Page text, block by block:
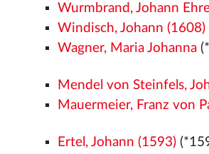
Wurmbrand, Johann
Windisch, Johann (1608)
Wagner, Maria Johanna
Mendel von Steinfels,
Mauermeier, Franz von
Ertel, Johann (1593)